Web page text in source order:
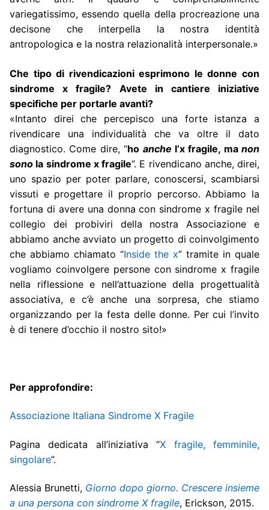
variegatissimo, essendo quella della procreazione una
decisone che interpella la nostra identità
antropologica e la nostra relazionalità interpersonale.»
Che tipo di rivendicazioni esprimono le donne con
sindrome x fragile? Avete in cantiere iniziative
specifiche per portarle avanti?
«Intanto direi che percepisco una forte istanza a
rivendicare una individualità che va oltre il dato
diagnostico. Come dire, “ho anche l’x fragile, ma non
sono la sindrome x fragile”. E rivendicano anche, direi,
uno spazio per poter parlare, conoscersi, scambiarsi
vissuti e progettare il proprio percorso. Abbiamo la
fortuna di avere una donna con sindrome x fragile nel
collegio dei probiviri della nostra Associazione e
abbiamo anche avviato un progetto di coinvolgimento
che abbiamo chiamato “Inside the x” tramite in quale
vogliamo coinvolgere persone con sindrome x fragile
nella riflessione e nell’attuazione della progettualità
associativa, e c’è anche una sorpresa, che stiamo
organizzando per la festa delle donne. Per cui l’invito
è di tenere d’occhio il nostro sito!»
Per approfondire:
Associazione Italiana Sindrome X Fragile
Pagina dedicata all’iniziativa “X fragile, femminile,
singolare”.
Alessia Brunetti, Giorno dopo giorno. Crescere insieme
a una persona con sindrome X fragile, Erickson, 2015.